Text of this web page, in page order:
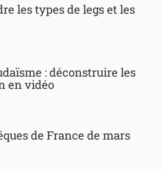
les types de legs et les
: déconstruire les
en vidéo
de France de mars